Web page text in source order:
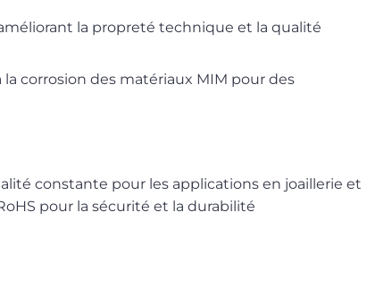
la propreté technique et la qualité
la corrosion des matériaux MIM pour des
constante pour les applications en joaillerie et
pour la sécurité et la durabilité